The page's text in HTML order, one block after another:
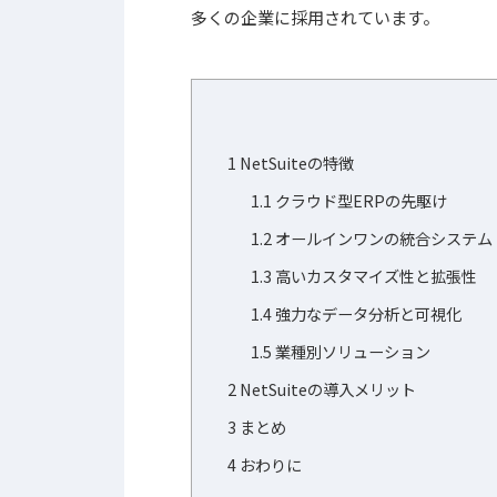
多くの企業に採用されています。
1 NetSuiteの特徴
1.1 クラウド型ERPの先駆け
1.2 オールインワンの統合システム
1.3 高いカスタマイズ性と拡張性
1.4強力なデータ分析と可視化
1.5業種別ソリューション
2 NetSuiteの導入メリット
3 まとめ
4 おわりに